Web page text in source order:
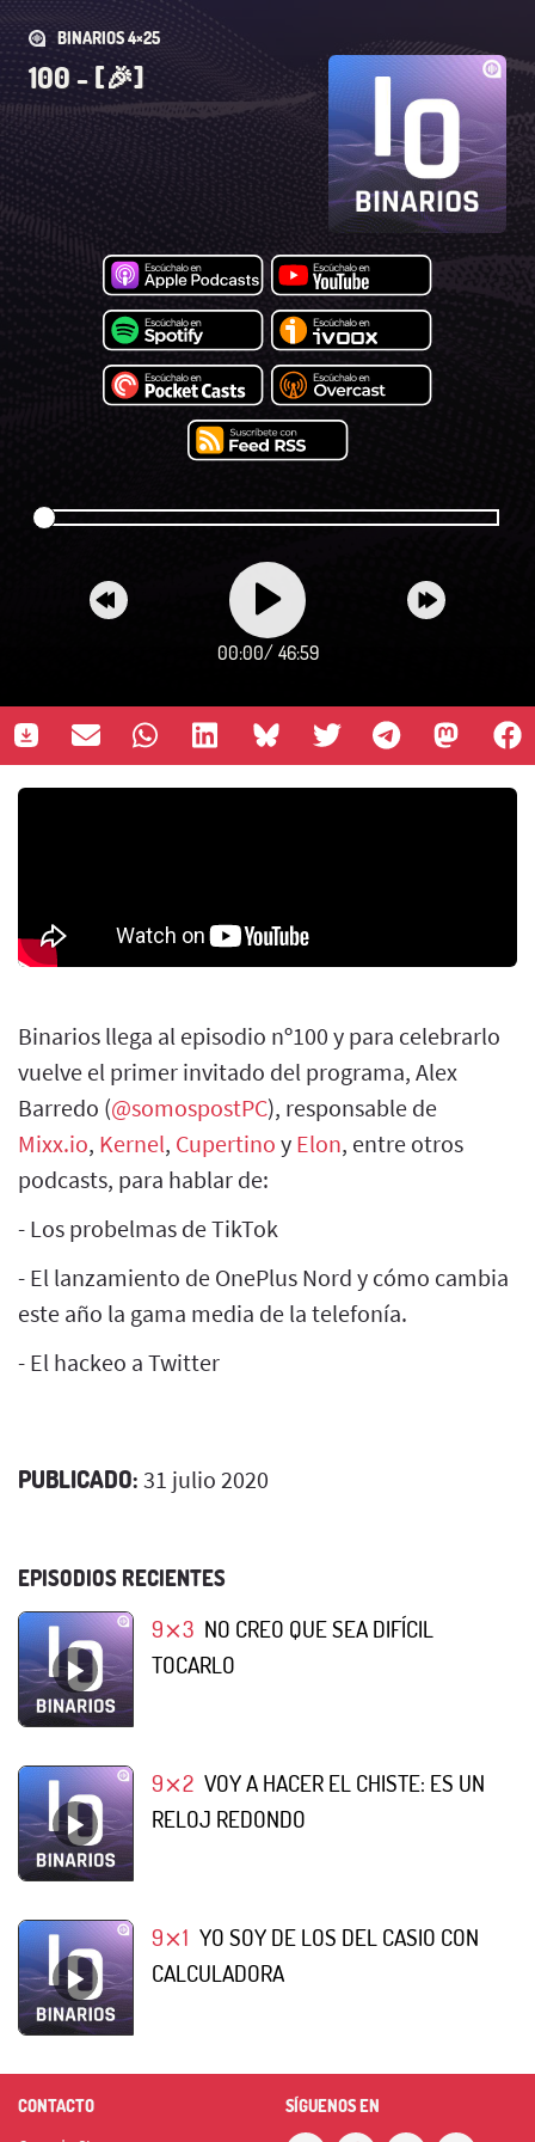
BINARIOS 4×25
100 - [🎉]
00:00/ 46:59
Binarios llega al episodio nº100 y para celebrarlo
vuelve el primer invitado del programa, Alex
Barredo (@somospostPC), responsable de
Mixx.io, Kernel, Cupertino y Elon, entre otros
podcasts, para hablar de:
- Los probelmas de TikTok
- El lanzamiento de OnePlus Nord y cómo cambia
este año la gama media de la telefonía.
- El hackeo a Twitter
PUBLICADO: 31 julio 2020
EPISODIOS RECIENTES
9⨯3 NO CREO QUE SEA DIFÍCIL
TOCARLO
9⨯2 VOY A HACER EL CHISTE: ES UN
RELOJ REDONDO
9⨯1 YO SOY DE LOS DEL CASIO CON
CALCULADORA
CONTACTO SÍGUENOS EN